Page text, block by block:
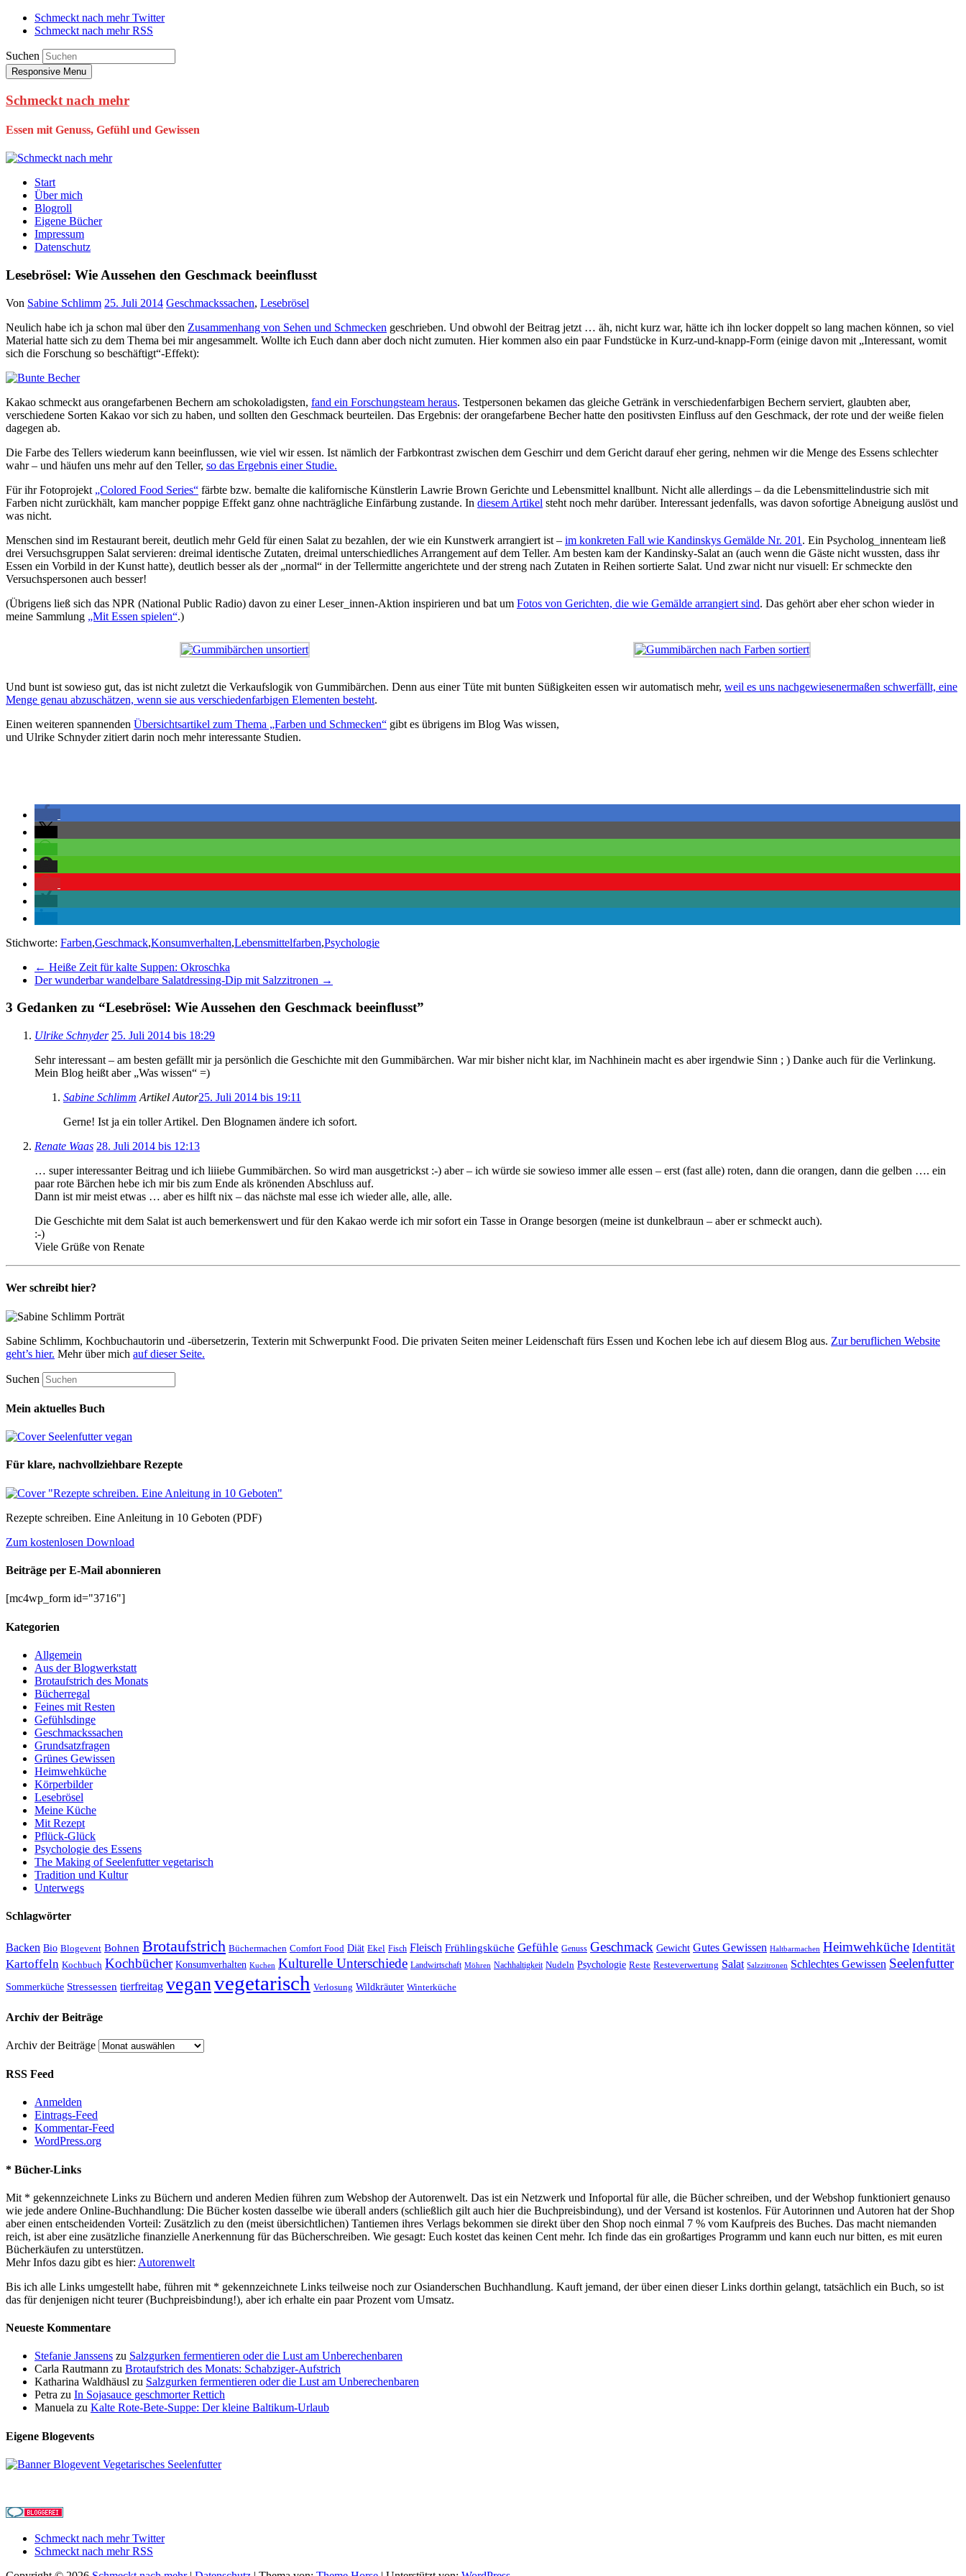
Schmeckt nach mehr Twitter
Schmeckt nach mehr RSS
Suchen
Responsive Menu
Schmeckt nach mehr
Essen mit Genuss, Gefühl und Gewissen
Start
Über mich
Blogroll
Eigene Bücher
Impressum
Datenschutz
Lesebrösel: Wie Aussehen den Geschmack beeinflusst
Von Sabine Schlimm 25. Juli 2014 Geschmackssachen, Lesebrösel
Neulich habe ich ja schon mal über den Zusammenhang von Sehen und Schmecken geschrieben. Und obwohl der Beitrag jetzt … äh, nicht kurz war, hätte ich ihn locker doppelt so lang machen können, so viel
Material hatte sich zu dem Thema bei mir angesammelt. Wollte ich Euch dann aber doch nicht zumuten. Hier kommen also ein paar Fundstücke in Kurz-und-knapp-Form (einige davon mit „Interessant, womit
sich die Forschung so beschäftigt“-Effekt):
Kakao schmeckt aus orangefarbenen Bechern am schokoladigsten, fand ein Forschungsteam heraus. Testpersonen bekamen das gleiche Getränk in verschiedenfarbigen Bechern serviert, glaubten aber,
verschiedene Sorten Kakao vor sich zu haben, und sollten den Geschmack beurteilen. Das Ergebnis: der orangefarbene Becher hatte den positivsten Einfluss auf den Geschmack, der rote und der weiße fielen
dagegen ab.
Die Farbe des Tellers wiederum kann beeinflussen, wie viel wir essen. Ist nämlich der Farbkontrast zwischen dem Geschirr und dem Gericht darauf eher gering, nehmen wir die Menge des Essens schlechter
wahr – und häufen uns mehr auf den Teller, so das Ergebnis einer Studie.
Für ihr Fotoprojekt „Colored Food Series“ färbte bzw. bemalte die kalifornische Künstlerin Lawrie Brown Gerichte und Lebensmittel knallbunt. Nicht alle allerdings – da die Lebensmittelindustrie sich mit
Farben nicht zurückhält, kam mancher poppige Effekt ganz ohne nachträgliche Einfärbung zustande. In diesem Artikel steht noch mehr darüber. Interessant jedenfalls, was davon sofortige Abneigung auslöst und
was nicht.
Menschen sind im Restaurant bereit, deutlich mehr Geld für einen Salat zu bezahlen, der wie ein Kunstwerk arrangiert ist – im konkreten Fall wie Kandinskys Gemälde Nr. 201 . Ein Psycholog_innenteam ließ
drei Versuchsgruppen Salat servieren: dreimal identische Zutaten, dreimal unterschiedliches Arrangement auf dem Teller. Am besten kam der Kandinsky-Salat an (auch wenn die Gäste nicht wussten, dass ihr
Essen ein Vorbild in der Kunst hatte), deutlich besser als der „normal“ in der Tellermitte angerichtete und der streng nach Zutaten in Reihen sortierte Salat. Und zwar nicht nur visuell: Er schmeckte den
Versuchspersonen auch besser!
(Übrigens ließ sich das NPR (National Public Radio) davon zu einer Leser_innen-Aktion inspirieren und bat um Fotos von Gerichten, die wie Gemälde arrangiert sind. Das gehört aber eher schon wieder in
meine Sammlung „Mit Essen spielen“.)
Und bunt ist sowieso gut, das ist nicht zuletzt die Verkaufslogik von Gummibärchen. Denn aus einer Tüte mit bunten Süßigkeiten essen wir automatisch mehr, weil es uns nachgewiesenermaßen schwerfällt, eine
Menge genau abzuschätzen, wenn sie aus verschiedenfarbigen Elementen besteht.
Einen weiteren spannenden Übersichtsartikel zum Thema „Farben und Schmecken“ gibt es übrigens im Blog Was wissen,
und Ulrike Schnyder zitiert darin noch mehr interessante Studien.
Stichworte: Farben,Geschmack,Konsumverhalten,Lebensmittelfarben,Psychologie
← Heiße Zeit für kalte Suppen: Okroschka
Der wunderbar wandelbare Salatdressing-Dip mit Salzzitronen →
3 Gedanken zu “Lesebrösel: Wie Aussehen den Geschmack beeinflusst”
Ulrike Schnyder 25. Juli 2014 bis 18:29
Sehr interessant – am besten gefällt mir ja persönlich die Geschichte mit den Gummibärchen. War mir bisher nicht klar, im Nachhinein macht es aber irgendwie Sinn ; ) Danke auch für die Verlinkung.
Mein Blog heißt aber „Was wissen“ =)
Sabine Schlimm Artikel Autor25. Juli 2014 bis 19:11
Gerne! Ist ja ein toller Artikel. Den Blognamen ändere ich sofort.
Renate Waas 28. Juli 2014 bis 12:13
… super interessanter Beitrag und ich liiiebe Gummibärchen. So wird man ausgetrickst :-) aber – ich würde sie sowieso immer alle essen – erst (fast alle) roten, dann die orangen, dann die gelben …. ein
paar rote Bärchen hebe ich mir bis zum Ende als krönenden Abschluss auf.
Dann ist mir meist etwas … aber es hilft nix – das nächste mal esse ich wieder alle, alle, alle.
Die Geschichte mit dem Salat ist auch bemerkenswert und für den Kakao werde ich mir sofort ein Tasse in Orange besorgen (meine ist dunkelbraun – aber er schmeckt auch).
:-)
Viele Grüße von Renate
Wer schreibt hier?
Sabine Schlimm, Kochbuchautorin und -übersetzerin, Texterin mit Schwerpunkt Food. Die privaten Seiten meiner Leidenschaft fürs Essen und Kochen lebe ich auf diesem Blog aus. Zur beruflichen Website
geht’s hier. Mehr über mich auf dieser Seite.
Suchen
Mein aktuelles Buch
Für klare, nachvollziehbare Rezepte
Rezepte schreiben. Eine Anleitung in 10 Geboten (PDF)
Zum kostenlosen Download
Beiträge per E-Mail abonnieren
[mc4wp_form id="3716"]
Kategorien
Allgemein
Aus der Blogwerkstatt
Brotaufstrich des Monats
Bücherregal
Feines mit Resten
Gefühlsdinge
Geschmackssachen
Grundsatzfragen
Grünes Gewissen
Heimwehküche
Körperbilder
Lesebrösel
Meine Küche
Mit Rezept
Pflück-Glück
Psychologie des Essens
The Making of Seelenfutter vegetarisch
Tradition und Kultur
Unterwegs
Schlagwörter
Backen Bio Blogevent Bohnen Brotaufstrich Büchermachen Comfort Food Diät Ekel Fisch Fleisch Frühlingsküche Gefühle Genuss Geschmack Gewicht Gutes Gewissen Haltbarmachen Heimwehküche Identität
Kartoffeln Kochbuch Kochbücher Konsumverhalten Kuchen Kulturelle Unterschiede Landwirtschaft Möhren Nachhaltigkeit Nudeln Psychologie Reste Resteverwertung Salat Salzzitronen Schlechtes Gewissen Seelenfutter
Sommerküche Stressessen tierfreitag veganvegetarisch Verlosung Wildkräuter Winterküche
Archiv der Beiträge
Archiv der Beiträge
RSS Feed
Anmelden
Eintrags-Feed
Kommentar-Feed
WordPress.org
* Bücher-Links
Mit * gekennzeichnete Links zu Büchern und anderen Medien führen zum Webshop der Autorenwelt. Das ist ein Netzwerk und Infoportal für alle, die Bücher schreiben, und der Webshop funktioniert genauso
wie jede andere Online-Buchhandlung: Die Bücher kosten dasselbe wie überall anders (schließlich gilt auch hier die Buchpreisbindung), und der Versand ist kostenlos. Für Autorinnen und Autoren hat der Shop
aber einen entscheidenden Vorteil: Zusätzlich zu den (meist übersichtlichen) Tantiemen ihres Verlags bekommen sie direkt über den Shop noch einmal 7 % vom Kaufpreis des Buches. Das macht niemanden
reich, ist aber eine zusätzliche finanzielle Anerkennung für das Bücherschreiben. Wie gesagt: Euch kostet das keinen Cent mehr. Ich finde das ein großartiges Programm und kann euch nur bitten, es mit euren
Bücherkäufen zu unterstützen.
Mehr Infos dazu gibt es hier: Autorenwelt
Bis ich alle Links umgestellt habe, führen mit * gekennzeichnete Links teilweise noch zur Osianderschen Buchhandlung. Kauft jemand, der über einen dieser Links dorthin gelangt, tatsächlich ein Buch, so ist
das für denjenigen nicht teurer (Buchpreisbindung!), aber ich erhalte ein paar Prozent vom Umsatz.
Neueste Kommentare
Stefanie Janssens zu Salzgurken fermentieren oder die Lust am Unberechenbaren
Carla Rautmann zu Brotaufstrich des Monats: Schabziger-Aufstrich
Katharina Waldhäusl zu Salzgurken fermentieren oder die Lust am Unberechenbaren
Petra zu In Sojasauce geschmorter Rettich
Manuela zu Kalte Rote-Bete-Suppe: Der kleine Baltikum-Urlaub
Eigene Blogevents
Schmeckt nach mehr Twitter
Schmeckt nach mehr RSS